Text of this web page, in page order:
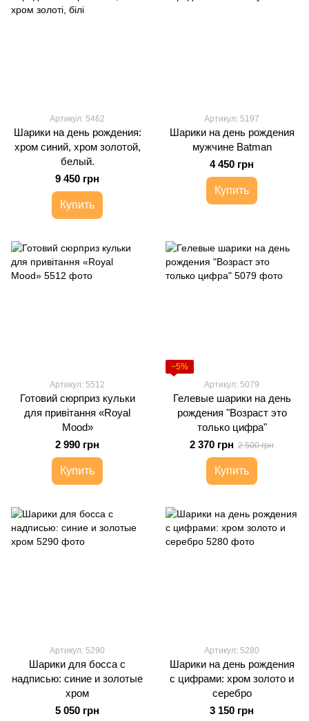
Артикул: 5462
Шарики на день рождения:
хром синий, хром золотой,
белый.
9 450 грн
Купить
Артикул: 5197
Шарики на день рождения
мужчине Batman
4 450 грн
Купить
Артикул: 5512
Готовий сюрприз кульки
для привітання «Royal
Mood»
2 990 грн
Купить
−5%
Артикул: 5079
Гелевые шарики на день
рождения "Возраст это
только цифра"
2 370 грн 2 500 грн
Купить
Артикул: 5290
Шарики для босса с
надписью: синие и золотые
хром
5 050 грн
Артикул: 5280
Шарики на день рождения
с цифрами: хром золото и
серебро
3 150 грн